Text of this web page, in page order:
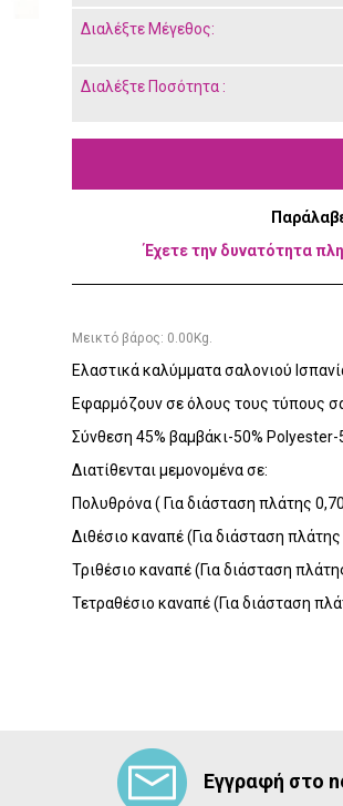
Διαλέξτε Μέγεθος:
Διαλέξτε Ποσότητα :
Έχετε την δυνατότητα
Μεικτό βάρος: 0.00 Kg.
Ελαστικά καλύμματα σαλονιού
Εφαρμόζουν σε όλους τους τύπους
Σύνθεση 45% βαμβάκι-50% Polyester-
Διατίθενται μεμονομένα σε:
Πολυθρόνα ( Για διάσταση πλάτης
Διθέσιο καναπέ (Για διάσταση
Τριθέσιο καναπέ (Για διάσταση
Τετραθέσιο καναπέ (Για διάσταση
Εγγραφή στο